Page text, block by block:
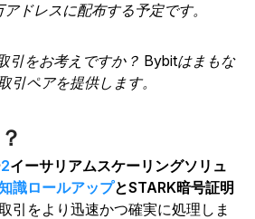
ドレスに配布する予定です。
引をお考えですか？ Bybitはまもな
引ペアを提供します。
2イーサリアムスケーリングソリュ
識ロールアップとSTARK暗号証明
引をより迅速かつ確実に処理しま